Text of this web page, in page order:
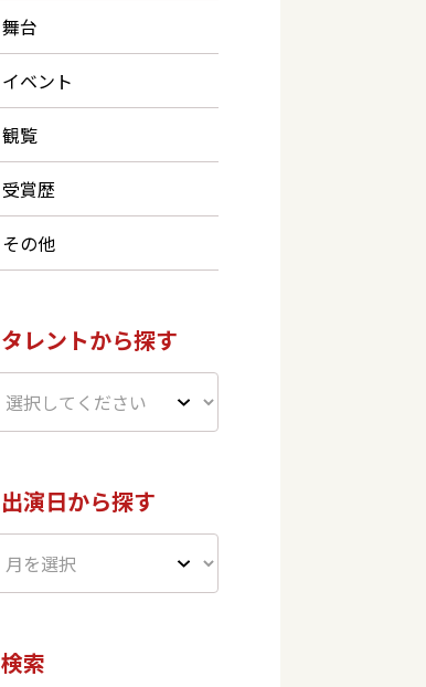
舞台
イベント
観覧
受賞歴
その他
タレントから探す
出演日から探す
検索